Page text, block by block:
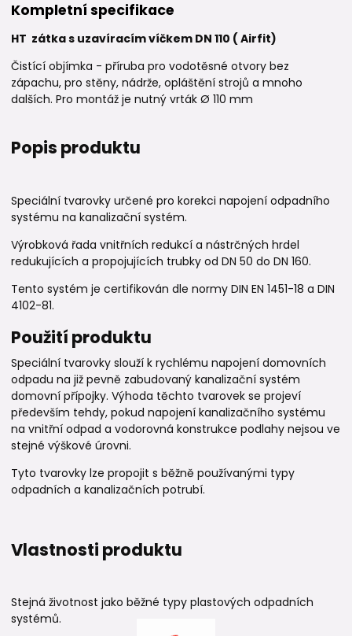
Kompletní specifikace
HT zátka s uzavíracím víčkem DN 110 ( Airfit)
Čistící objímka - příruba pro vodotěsné otvory bez
zápachu, pro stěny, nádrže, opláštění strojů a mnoho
dalších. Pro montáž je nutný vrták Ø 110 mm
Popis produktu
Speciální tvarovky určené pro korekci napojení odpadního
systému na kanalizační systém.
Výrobková řada vnitřních redukcí a nástrčných hrdel
redukujících a propojujících trubky od DN 50 do DN 160.
Tento systém je certifikován dle normy DIN EN 1451-18 a DIN
4102-81.
Použití produktu
Speciální tvarovky slouží k rychlému napojení domovních
odpadu na již pevně zabudovaný kanalizační systém
domovní přípojky. Výhoda těchto tvarovek se projeví
především tehdy, pokud napojení kanalizačního systému
na vnitřní odpad a vodorovná konstrukce podlahy nejsou ve
stejné výškové úrovni.
Tyto tvarovky lze propojit s běžně používanými typy
odpadních a kanalizačních potrubí.
Vlastnosti produktu
Stejná životnost jako běžné typy plastových odpadních
systémů.